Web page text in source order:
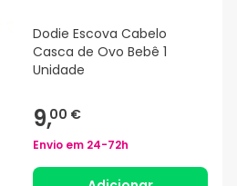
Dodie Escova Cabelo
Casca de Ovo Bebê 1
Unidade
9,00 €
Envio em 24-72h